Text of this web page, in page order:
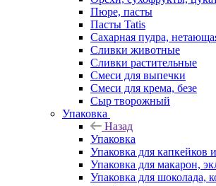
Пюре, пасты
Пасты Tatis
Сахарная пудра,
Сливки животные
Сливки растительные
Смеси для выпечки
Смеси для крема, безе
Сыр творожный
Упаковка
Назад
Упаковка
Упаковка для
Упаковка для макарон,
Упаковка для шоколада,